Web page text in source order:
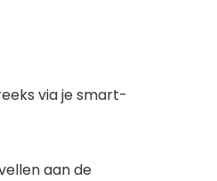
via je smart-
aan de